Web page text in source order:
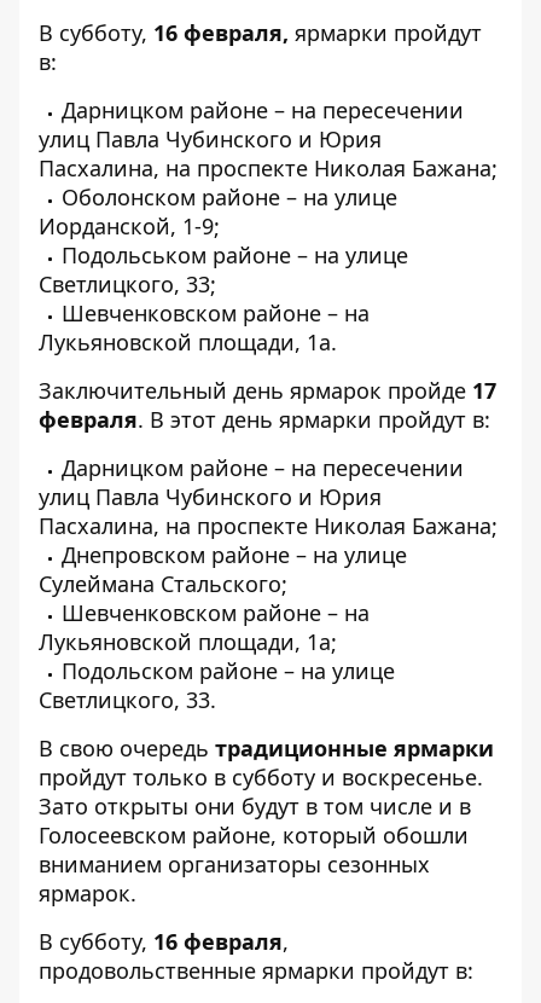
В субботу, 16 февраля, ярмарки пройдут
в:
Дарницком районе – на пересечении
улиц Павла Чубинского и Юрия
Пасхалина, на проспекте Николая Бажана;
Оболонском районе – на улице
Иорданской, 1-9;
Подольськом районе – на улице
Светлицкого, 33;
Шевченковском районе – на
Лукьяновской площади, 1а.
Заключительный день ярмарок пройде 17
февраля. В этот день ярмарки пройдут в:
Дарницком районе – на пересечении
улиц Павла Чубинского и Юрия
Пасхалина, на проспекте Николая Бажана;
Днепровском районе – на улице
Сулеймана Стальского;
Шевченковском районе – на
Лукьяновской площади, 1а;
Подольском районе – на улице
Светлицкого, 33.
В свою очередь традиционные ярмарки
пройдут только в субботу и воскресенье.
Зато открыты они будут в том числе и в
Голосеевском районе, который обошли
вниманием организаторы сезонных
ярмарок.
В субботу, 16 февраля,
продовольственные ярмарки пройдут в: